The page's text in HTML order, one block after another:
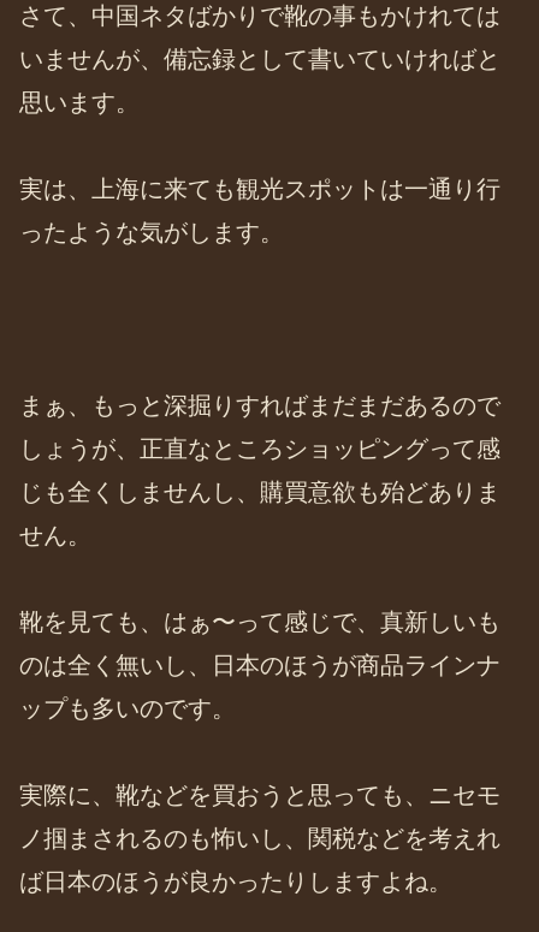
さて、中国ネタばかりで靴の事もかけれては
いませんが、備忘録として書いていければと
思います。
実は、上海に来ても観光スポットは一通り行
ったような気がします。
まぁ、もっと深掘りすればまだまだあるので
しょうが、正直なところショッピングって感
じも全くしませんし、購買意欲も殆どありま
せん。
靴を見ても、はぁ〜って感じで、真新しいも
のは全く無いし、日本のほうが商品ラインナ
ップも多いのです。
実際に、靴などを買おうと思っても、ニセモ
ノ掴まされるのも怖いし、関税などを考えれ
ば日本のほうが良かったりしますよね。